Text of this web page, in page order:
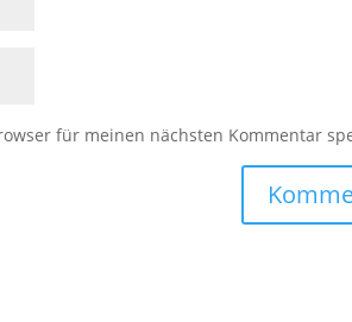
für meinen nächsten Kommentar